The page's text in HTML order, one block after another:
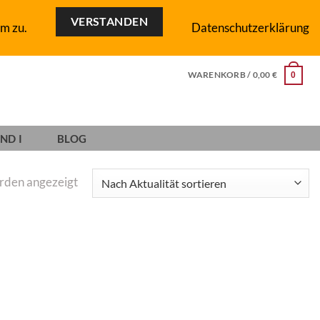
WARENKORB / 0,00 € 0
I BLOG
angezeigtNach
Aktualität
zu. VERSTANDEN Datenschutzerklärung